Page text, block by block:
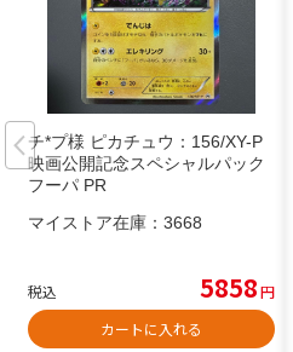
チ*プ様 ピカチュウ：156/XY-P
映画公開記念スペシャルパック
フーパ PR
マイストア在庫： 3668
税込 5858円
カートに入れる